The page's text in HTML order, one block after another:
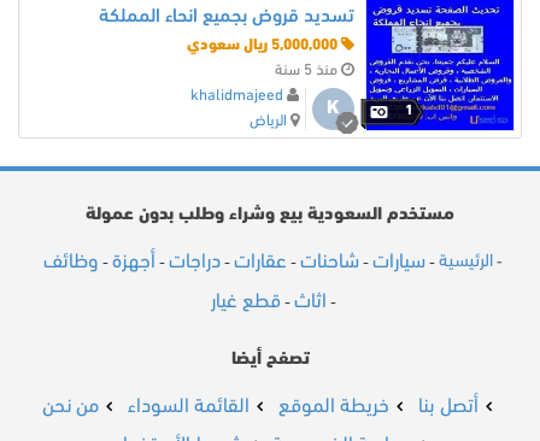
1
تسديد قروض بجميع انحاء المملكة
منذ 5 سنة
K
khalidmajeed
الرياض
مستخدم السعودية بيع وشراء وطلب بدون عمولة
- الرئيسية - سيارات - شاحنات - عقارات - دراجات - أجهزة - وظائف
- اثاث -قطع غيار
تصفح أيضا
أتصل بنا خريطة الموقع القائمة السوداء
من نحن